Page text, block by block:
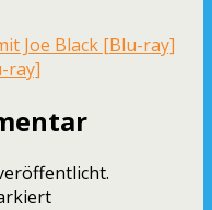
Joe Black [Blu-ray]
ray]